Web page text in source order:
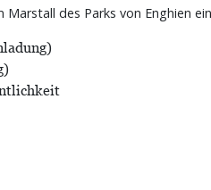
Marstall des Parks von Enghien